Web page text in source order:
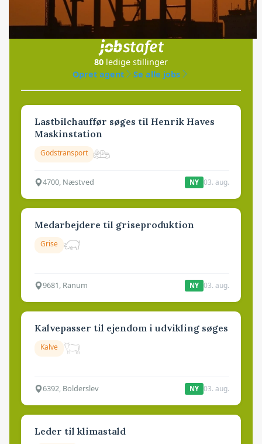
Jobs
80 ledige stillinger
Opret agent
Se alle jobs
Lastbilchauffør søges til Henrik Haves
Maskinstation
Godstransport
4700, Næstved NY 03. aug.
Medarbejdere til griseproduktion
Grise
9681, Ranum NY 03. aug.
Kalvepasser til ejendom i udvikling søges
Kalve
6392, Bolderslev NY 03. aug.
Leder til klimastald